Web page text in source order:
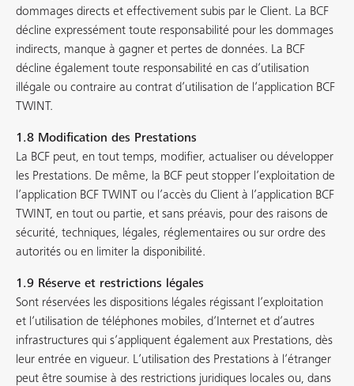
dommages directs et effectivement subis par le Client. La BCF
décline expressément toute responsabilité pour les dommages
indirects, manque à gagner et pertes de données. La BCF
décline également toute responsabilité en cas d’utilisation
illégale ou contraire au contrat d’utilisation de l’application BCF
TWINT.
1.8 Modification des Prestations
La BCF peut, en tout temps, modifier, actualiser ou développer
les Prestations. De même, la BCF peut stopper l’exploitation de
l’application BCF TWINT ou l’accès du Client à l’application BCF
TWINT, en tout ou partie, et sans préavis, pour des raisons de
sécurité, techniques, légales, réglementaires ou sur ordre des
autorités ou en limiter la disponibilité.
1.9 Réserve et restrictions légales
Sont réservées les dispositions légales régissant l’exploitation
et l’utilisation de téléphones mobiles, d’Internet et d’autres
infrastructures qui s’appliquent également aux Prestations, dès
leur entrée en vigueur. L’utilisation des Prestations à l’étranger
peut être soumise à des restrictions juridiques locales ou, dans